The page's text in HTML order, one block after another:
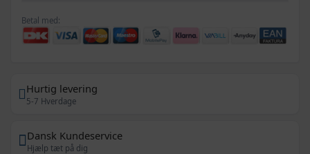
Betal med:
Hurtig levering
5-7 Hverdage
Dansk Kundeservice
Hjælp tæt på dig